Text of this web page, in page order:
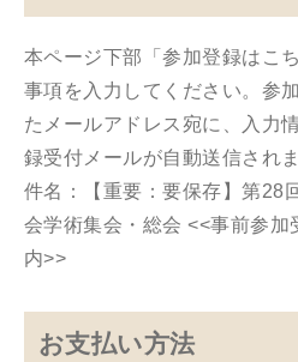
本ページ下部「参加登録はこ
事項を入力してください。参
たメールアドレス宛に、入力
録受付メールが自動送信されま
件名：【重要：要保存】第28
会学術集会・総会 <<事前参加
内>>
お支払い方法